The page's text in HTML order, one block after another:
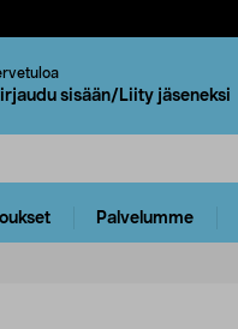
sisään/Liity jäseneksi
Palvelumme